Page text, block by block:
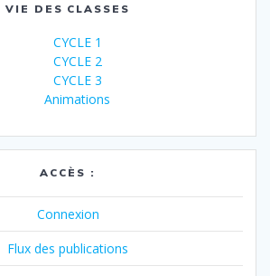
VIE DES CLASSES
CYCLE 1
CYCLE 2
CYCLE 3
Animations
ACCÈS :
Connexion
Flux des publications